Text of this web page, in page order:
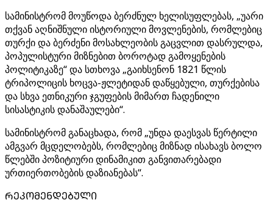
სამინისტრომ მოუწოდა ბერძნულ ხელისუფლებას, „უარი
თქვან აღნიშნული ისტორიული მოვლენების, რომლებიც
თურქი და ბერძენი მოსახლეობის გაცვლით დასრულდა,
პოპულისტური მიზნებით ბოროტად გამოყენების
პოლიტიკაზე“ და სთხოვა „გაიხსენონ 1821 წლის
ტრიპოლიცის ხოცვა-ჟლეტიდან დაწყებული, თურქებისა
და სხვა ეთნიკური ჯგუფების მიმართ ჩადენილი
სისასტიკის დანაშაულები“.
სამინისტრომ განაცხადა, რომ „უნდა დაესვას წერტილი
ამგვარ მცდელობებს, რომლებიც მიზნად ისახავს ბოლო
წლებში პოზიტიური დინამიკით განვითარებადი
ურთიერთობების დაზიანებას“.
ᲠᲔᲙᲝᲛᲔᲜᲓᲔᲑᲣᲚᲘ